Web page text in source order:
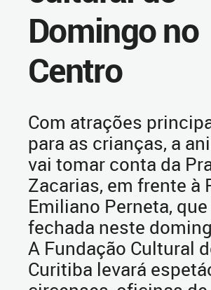
Domingo no
Centro
Com atrações
para as crianças, a
vai tomar conta da
Zacarias, em frente à
Emiliano Perneta,
fechada neste
A Fundação Cultural
Curitiba levará